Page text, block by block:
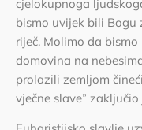
cjelokupnoga
bismo uvijek bili
riječ. Molimo da
domovina na
prolazili zemljom
vječne slave”